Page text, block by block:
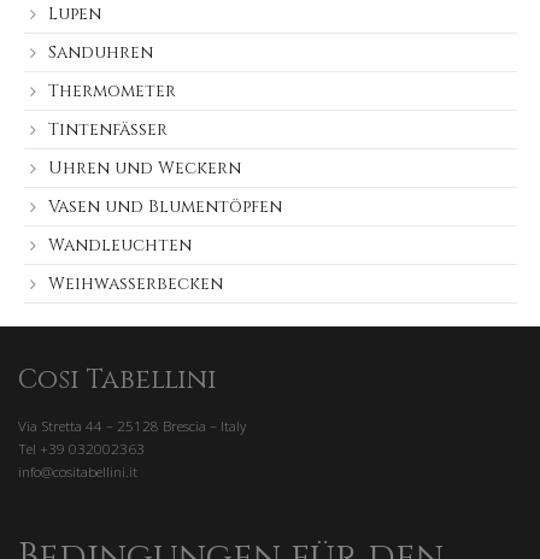
Lupen
Sanduhren
Thermometer
Tintenfässer
Uhren und Weckern
Vasen und Blumentöpfen
Wandleuchten
Weihwasserbecken
Cosi Tabellini
Via Stretta 44 – 25128 Brescia – Italy
Tel +39 032002363
info@cositabellini.it